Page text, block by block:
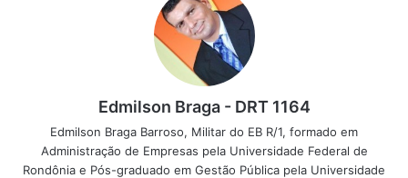
Edmilson Braga - DRT 1164
Edmilson Braga Barroso, Militar do EB R/1, formado em
Administração de Empresas pela Universidade Federal de
Rondônia e Pós-graduado em Gestão Pública pela Universidade